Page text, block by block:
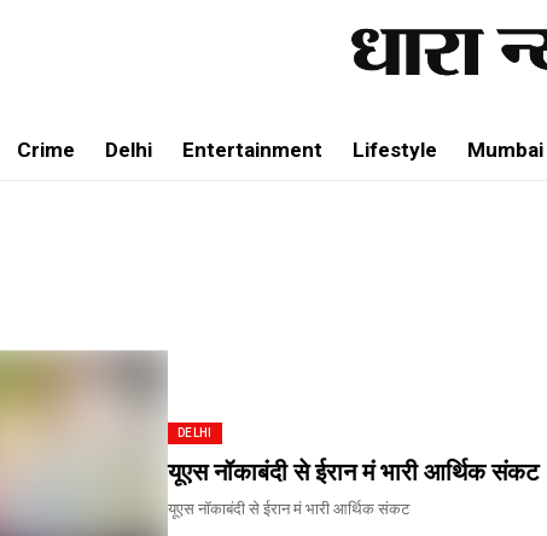
Crime Delhi Entertainment Lifestyle Mumbai
DELHI
यूएस नॉकाबंदी से ईरान मं भारी आर्थिक संकट
यूएस नॉकाबंदी से ईरान मं भारी आर्थिक संकट